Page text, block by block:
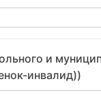
и
инвалид))